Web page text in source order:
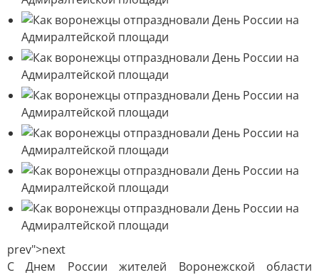
prev">next
С Днем России жителей Воронежской области